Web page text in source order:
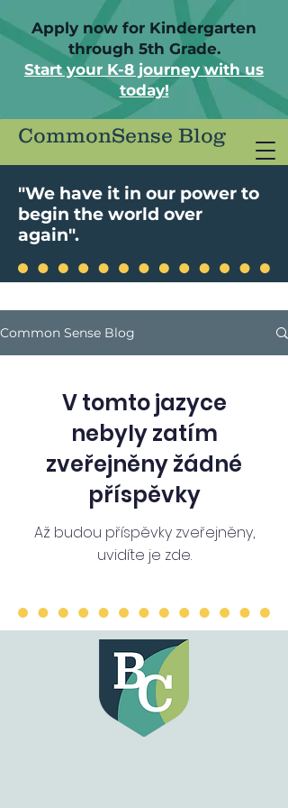
Apply now for Kindergarten
through 5th Grade.
Start your K-8 journey with us
today!
CommonSense Blog
"We have it in our power to
begin the world over
again".
Common Sense Blog
V tomto jazyce
nebyly zatím
zveřejněny žádné
příspěvky
Až budou příspěvky zveřejněny,
uvidíte je zde.